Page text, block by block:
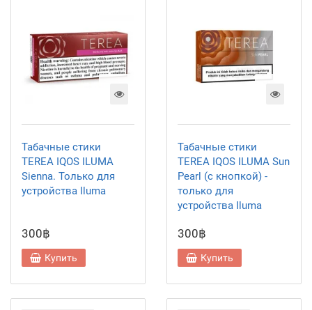
Табачные стики
TEREA IQOS ILUMA
Sienna. Только для
устройства Iluma
300฿
Купить
Табачные стики
TEREA IQOS ILUMA Sun
Pearl (с кнопкой) -
только для
устройства Iluma
300฿
Купить